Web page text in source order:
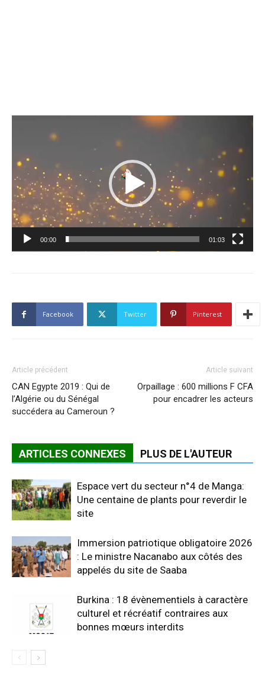
Lecteur
00:00 01:03
Facebook Twitter Pinterest
Article précédent
CAN Egypte 2019 : Qui de
l’Algérie ou du Sénégal
succédera au Cameroun ?
Article suivant
Orpaillage : 600 millions F CFA
pour encadrer les acteurs
ARTICLES CONNEXES PLUS DE L'AUTEUR
Espace vert du secteur n°4 de Manga:
Une centaine de plants pour reverdir le
site
Immersion patriotique obligatoire 2026
: Le ministre Nacanabo aux côtés des
appelés du site de Saaba
Burkina : 18 évènementiels à caractère
culturel et récréatif contraires aux
bonnes mœurs interdits